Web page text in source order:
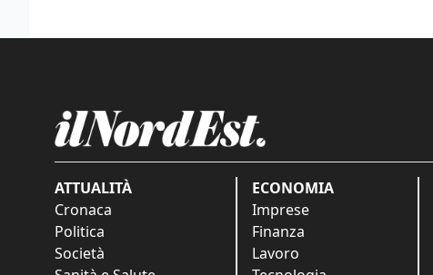
ATTUALITÀ
Cronaca
Politica
Società
ECONOMIA
Imprese
Finanza
Lavoro